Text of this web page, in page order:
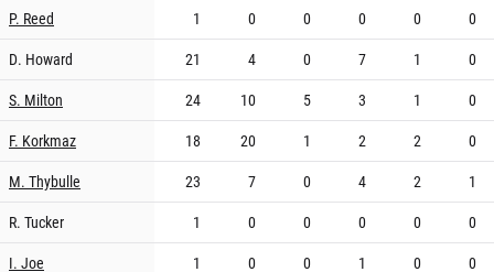
P. Reed
1 0 0 0 0
0
D. Howard
21 4 0 7 1
0
S. Milton
24 10 5 3 1
0
F. Korkmaz
18 20 1 2 2
0
M. Thybulle
23 7 0 4 2
1
R. Tucker
1 0 0 0 0
0
I. Joe
1 0 0 1 0
0